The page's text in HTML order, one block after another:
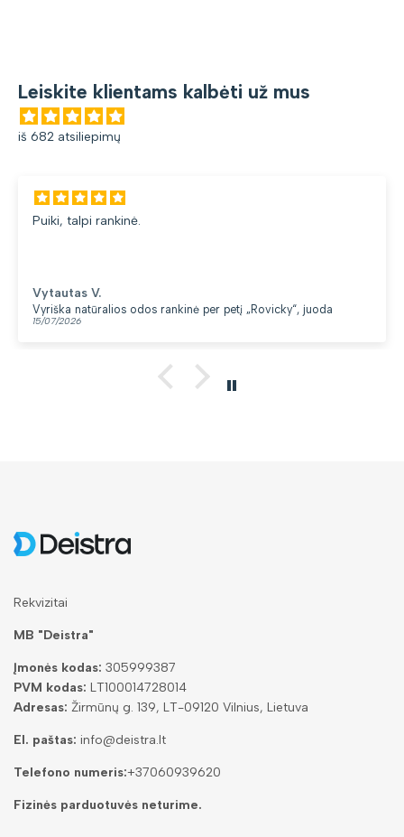
Leiskite klientams kalbėti už mus
iš 682 atsiliepimų
Puiki, talpi rankinė.
Vytautas V.
Vyriška natūralios odos rankinė per petį „Rovicky“, juoda
15/07/2026
Rekvizitai
MB "Deistra"
Įmonės kodas: 305999387
PVM kodas: LT100014728014
Adresas: Žirmūnų g. 139, LT-09120 Vilnius, Lietuva
El. paštas: info@deistra.lt
Telefono numeris:+37060939620
Fizinės parduotuvės neturime.